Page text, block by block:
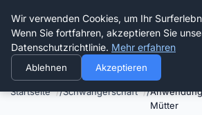
Verflixt-und-
Startseite Schwangerschaft
Stillkissen:
Mütter
Wir verwenden Cookies, um Ihr
Wenn Sie fortfahren, akzeptieren Sie
Datenschutzrichtlinie. Mehr erfahren
Ablehnen Akzeptieren